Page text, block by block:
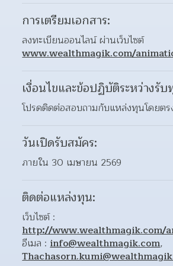
การเตรียมเอกสาร:
ลงทะเบียนออนไลน์ ผ่านเว็บไซต์
www.wealthmagik.com/
เงื่อนไขและข้อปฏิบัติระหว่างรั
โปรดติดต่อสอบถามกับแหล่งทุนโดยตร
วันเปิดรับสมัคร:
ภายใน 30 เมษายน 2569
ติดต่อแหล่งทุน:
http://www.wealthmagik.com/
อีเมล : info@wealthmagik.com